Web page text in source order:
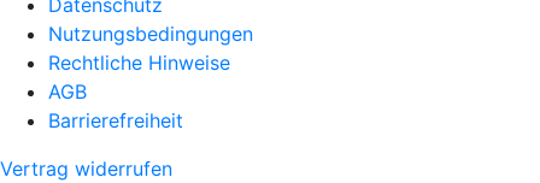
Nutzungsbedingungen
Rechtliche Hinweise
AGB
Barrierefreiheit
Vertrag widerrufen